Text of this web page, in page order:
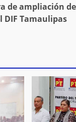
de ampliación
DIF Tamaulipas